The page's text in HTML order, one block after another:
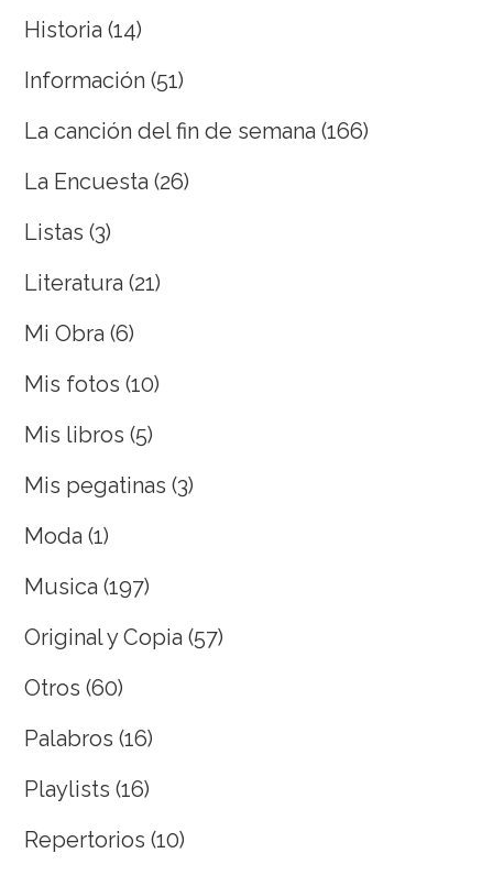
Historia (14)
Información (51)
La canción del fin de semana (166)
La Encuesta (26)
Listas (3)
Literatura (21)
Mi Obra (6)
Mis fotos (10)
Mis libros (5)
Mis pegatinas (3)
Moda (1)
Musica (197)
Original y Copia (57)
Otros (60)
Palabros (16)
Playlists (16)
Repertorios (10)